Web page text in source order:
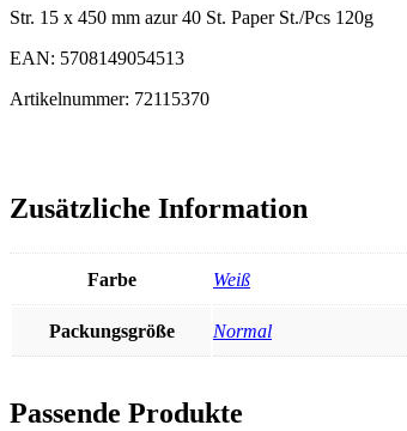
Str. 15 x 450 mm azur 40 St. Paper St./Pcs 120g
EAN: 5708149054513
Artikelnummer: 72115370
Zusätzliche Information
Farbe Weiß
Packungsgröße Normal
Passende Produkte